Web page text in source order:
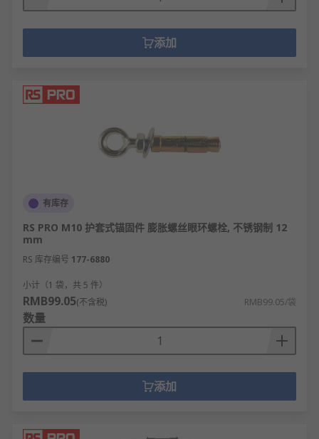
添加
有库存
RS PRO M10 护套式锚固件 膨胀螺丝眼环螺栓, 不锈钢制 12
mm
RS 库存编号 177-6880
小计（1 袋，共 5 件）
RMB99.05(不含税) RMB99.05/袋
数量
添加